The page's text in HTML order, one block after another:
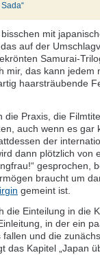
mit
auf der
Samurai-
mir, das kann jedem
haarsträubende
die Praxis, die
auch wenn es gar
der
dann plötzlich von
gesprochen,
braucht um
gemeint ist.
die Einteilung in die
in der ein
und die
das Kapitel „Japan